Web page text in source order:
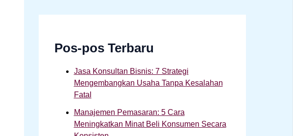
Pos-pos Terbaru
Jasa Konsultan Bisnis: 7 Strategi
Mengembangkan Usaha Tanpa Kesalahan
Fatal
Manajemen Pemasaran: 5 Cara
Meningkatkan Minat Beli Konsumen Secara